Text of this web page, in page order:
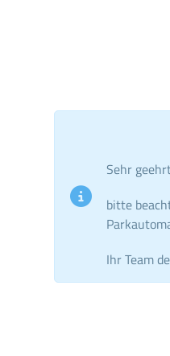
Sehr
bitte
Ihr Team